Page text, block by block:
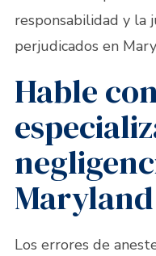
responsabilidad y la
perjudicados en
Hable
Los errores de